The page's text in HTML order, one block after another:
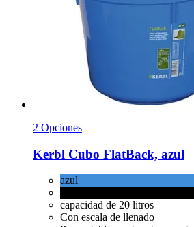
2 Opciones
Kerbl Cubo FlatBack, azul
azul
capacidad de 20 litros
Con escala de llenado